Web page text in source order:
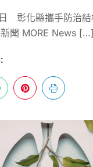
彰化縣攜手防治結
聞 MORE News […]